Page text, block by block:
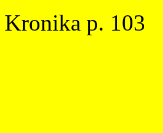
Kronika p. 103